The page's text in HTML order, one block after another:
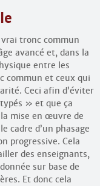
tronc commun
avancé et, dans la
entre les
commun et ceux qui
Ceci afin d’éviter
» et que ça
mise en œuvre de
cadre d’un phasage
progressive. Cela
des enseignants,
sur base de
Et donc cela